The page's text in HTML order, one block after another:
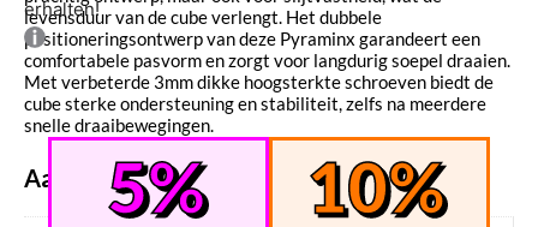
levensduur van de cube verlengt. Het dubbele
positioneringsontwerp van deze Pyraminx garandeert een
comfortabele pasvorm en zorgt voor langdurig soepel draaien.
Met verbeterde 3mm dikke hoogsterkte schroeven biedt de
cube sterke ondersteuning en stabiliteit, zelfs na meerdere
snelle draaibewegingen.
Aanvullende informatie
erhalten!